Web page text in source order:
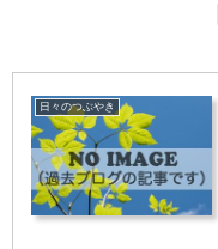
日々のつぶやき